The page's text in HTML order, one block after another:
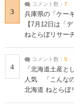
3
コメント数： 7
兵庫県の「ケー
【7月12日は「
ねとらぼリサー
4
コメント数： 5
「北海道土産と
人気 「こんな
北海道 ねとらぼ